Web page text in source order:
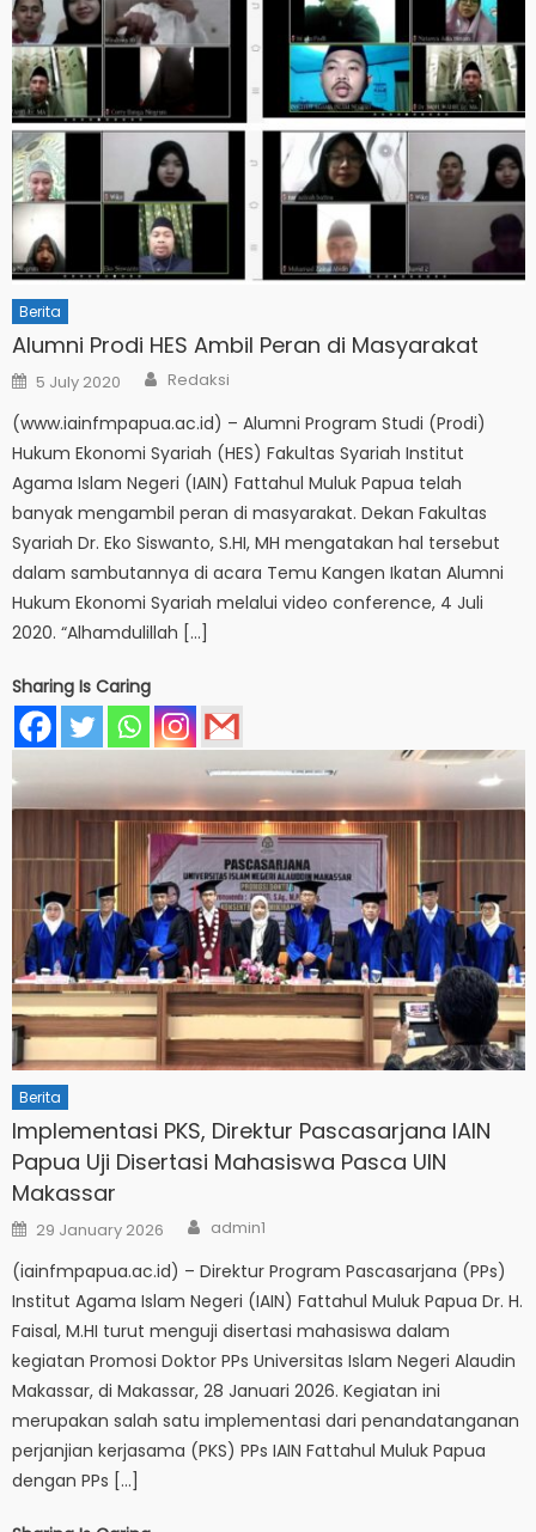
Berita
Alumni Prodi HES Ambil Peran di Masyarakat
Posted
on
5 July 2020 Author
Redaksi
(www.iainfmpapua.ac.id) – Alumni Program Studi (Prodi)
Hukum Ekonomi Syariah (HES) Fakultas Syariah Institut
Agama Islam Negeri (IAIN) Fattahul Muluk Papua telah
banyak mengambil peran di masyarakat. Dekan Fakultas
Syariah Dr. Eko Siswanto, S.HI, MH mengatakan hal tersebut
dalam sambutannya di acara Temu Kangen Ikatan Alumni
Hukum Ekonomi Syariah melalui video conference, 4 Juli
2020. “Alhamdulillah […]
Sharing Is Caring
Berita
Implementasi PKS, Direktur Pascasarjana IAIN
Papua Uji Disertasi Mahasiswa Pasca UIN
Makassar
Posted
on
29 January 2026 Author
admin1
(iainfmpapua.ac.id) – Direktur Program Pascasarjana (PPs)
Institut Agama Islam Negeri (IAIN) Fattahul Muluk Papua Dr. H.
Faisal, M.HI turut menguji disertasi mahasiswa dalam
kegiatan Promosi Doktor PPs Universitas Islam Negeri Alaudin
Makassar, di Makassar, 28 Januari 2026. Kegiatan ini
merupakan salah satu implementasi dari penandatanganan
perjanjian kerjasama (PKS) PPs IAIN Fattahul Muluk Papua
dengan PPs […]